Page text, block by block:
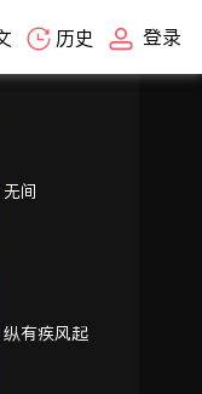
历史 登录
无间
纵有疾风起